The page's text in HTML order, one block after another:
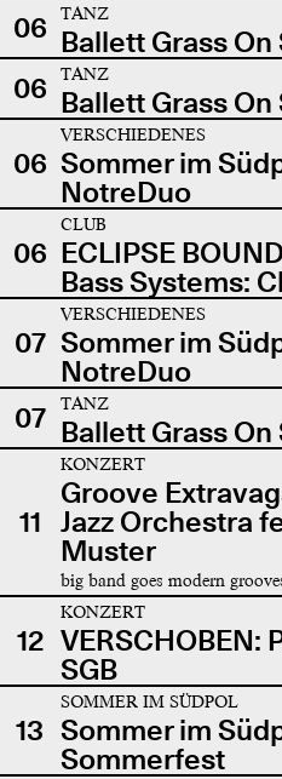
06
TANZ
Ballett Grass On
06
TANZ
Ballett Grass On
06
VERSCHIEDENES
Sommer im
NotreDuo
06
CLUB
ECLIPSE
Bass Systems:
07
VERSCHIEDENES
Sommer im
NotreDuo
07
TANZ
Ballett Grass On
11
KONZERT
Groove
Jazz Orchestra
Muster
big band goes modern
12
KONZERT
VERSCHOBEN:
SGB
13
SOMMER IM SÜDPOL
Sommer im
Sommerfest